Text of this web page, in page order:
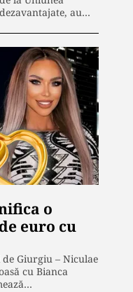
au…
o
euro cu
Giurgiu – Niculae
cu Bianca